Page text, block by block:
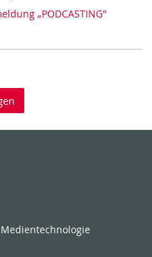
„PODCASTING"